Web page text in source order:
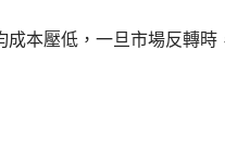
本壓低，一旦市場反轉時